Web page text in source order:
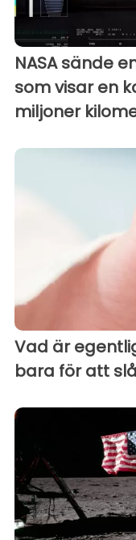
NASA sände
som visar en
miljoner
Vad är
bara för att